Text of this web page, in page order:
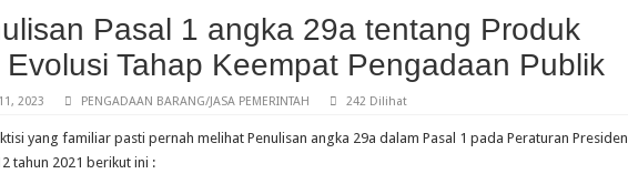
Pasal 1 angka 29a tentang Produk
Evolusi Tahap Keempat Pengadaan Publik
2023 PENGADAAN BARANG/JASA PEMERINTAH 242 Dilihat
yang familiar pasti pernah melihat Penulisan angka 29a dalam Pasal 1 pada Peraturan Presiden
tahun 2021 berikut ini :